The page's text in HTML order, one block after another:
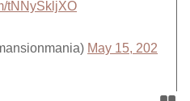
tNNySkljXO
May 15, 202